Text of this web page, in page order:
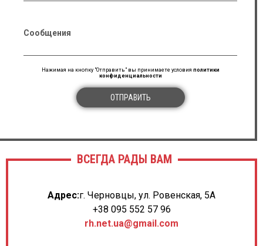
Сообщения
Нажимая на кнопку "Отправить" вы принимаете условия политики
конфиденциальности
ОТПРАВИТЬ
ВСЕГДА РАДЫ ВАМ
Адрес:г. Черновцы, ул. Ровенская, 5А
+38 095 552 57 96
rh.net.ua@gmail.com